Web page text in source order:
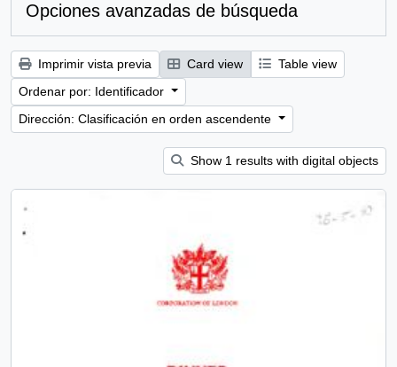
Opciones avanzadas de búsqueda
Imprimir vista previa Card view
Table view
Ordenar por: Identificador
Dirección: Clasificación en orden ascendente
Show 1 results with digital objects